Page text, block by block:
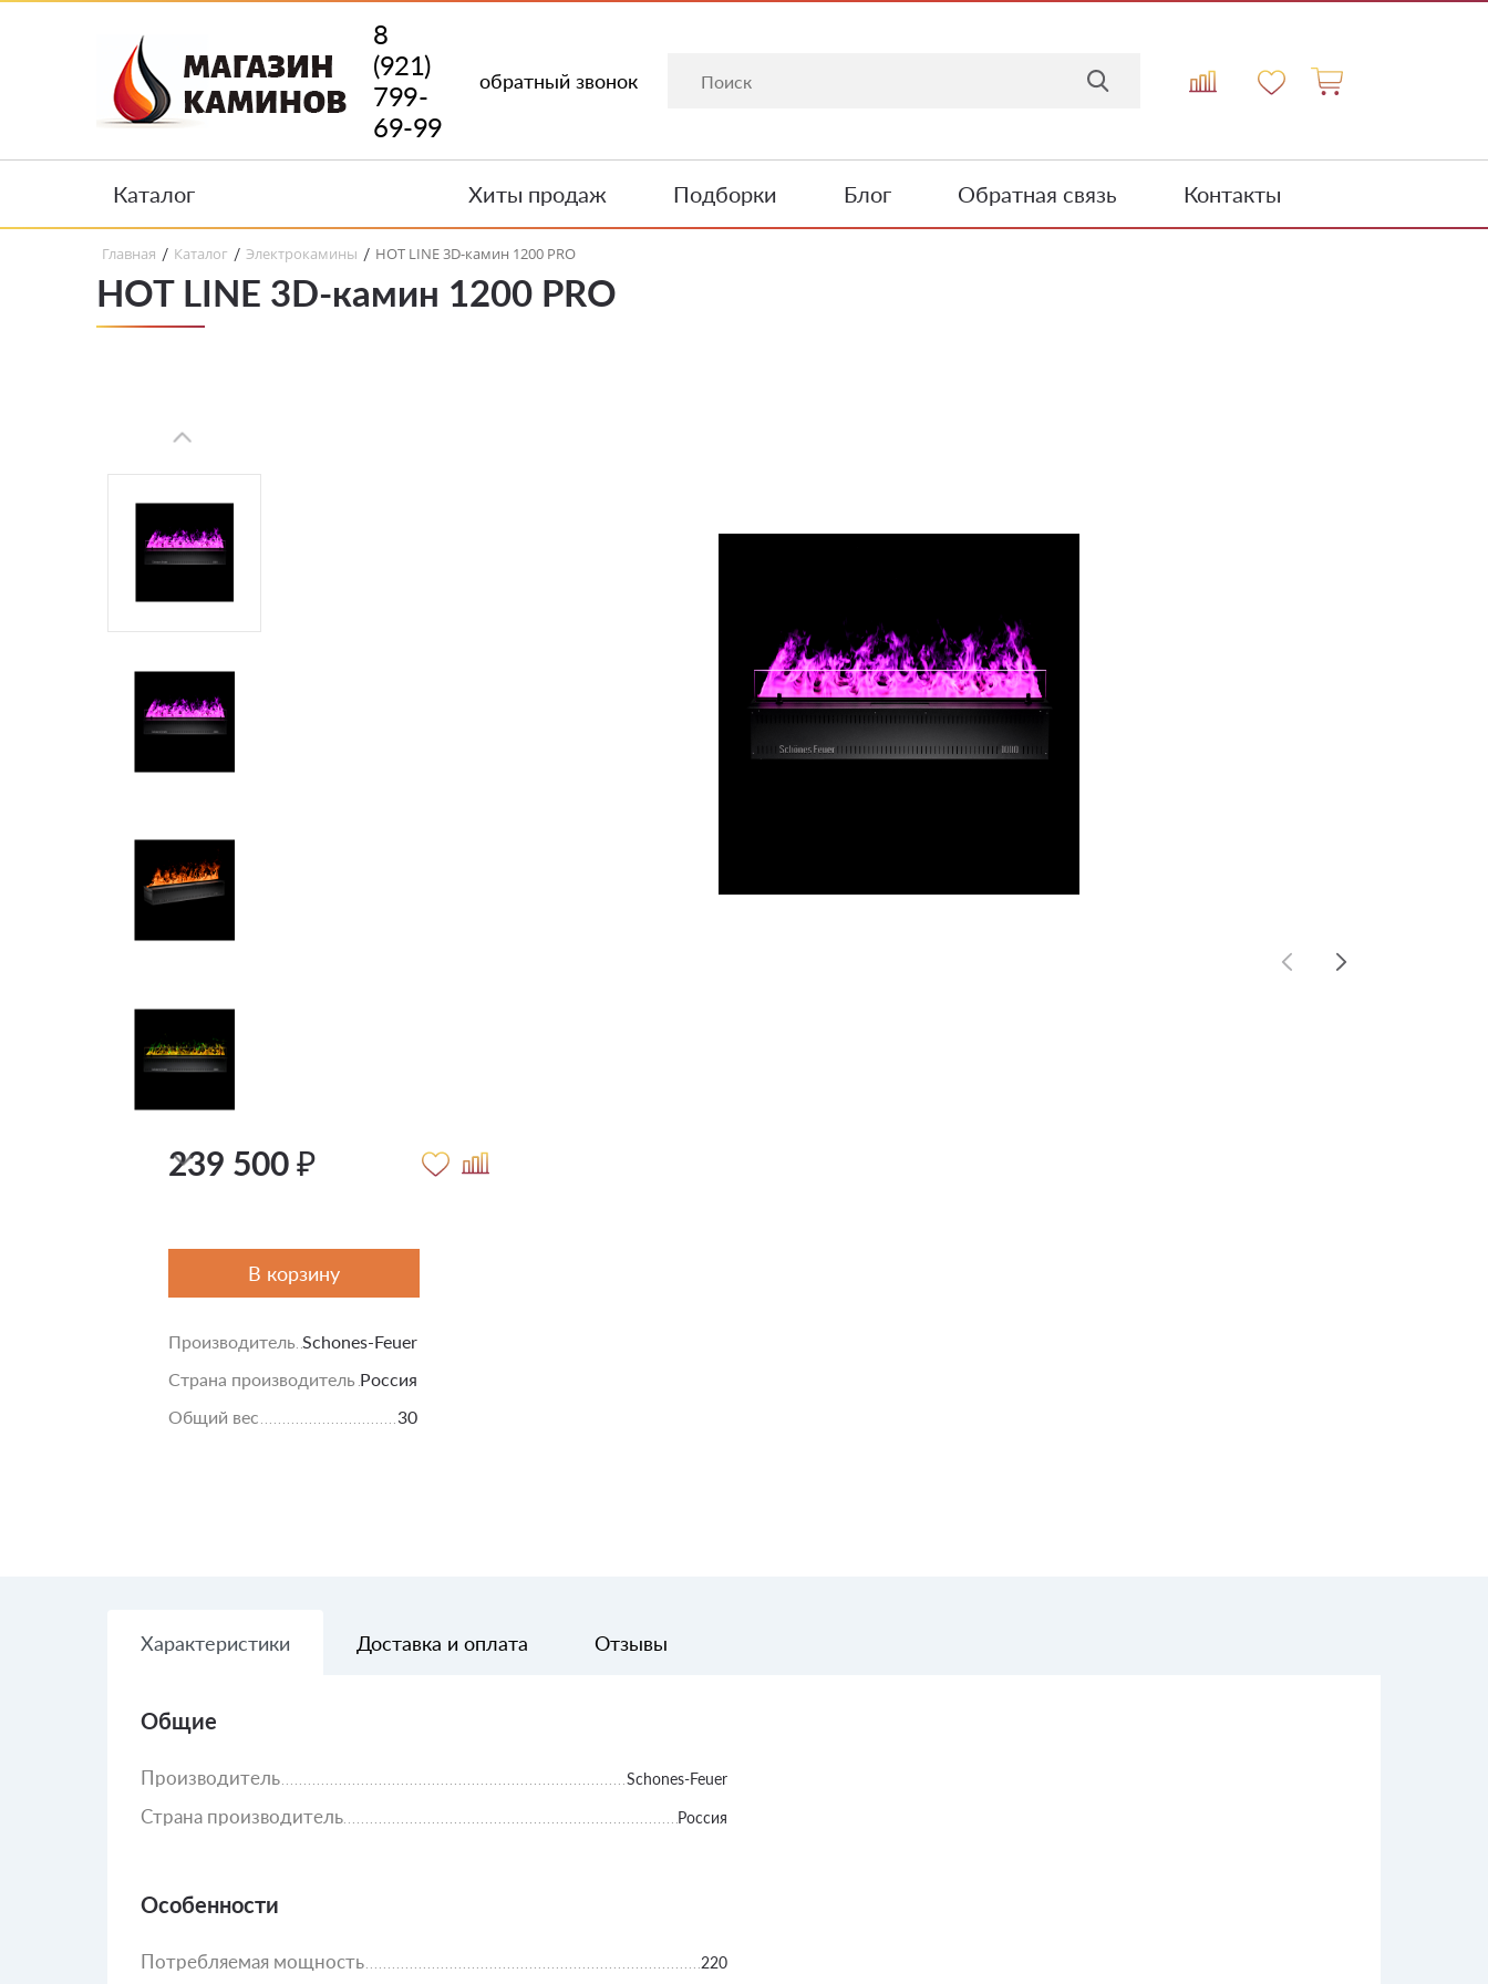
8
(921)
799-
69-99
обратный звонок
Каталог Хиты продаж Подборки Блог Обратная связь Контакты
Главная / Каталог / Электрокамины / HOT LINE 3D-камин 1200 PRO
HOT LINE 3D-камин 1200 PRO
239 500 ₽
В корзину
Производитель Schones-Feuer
Страна производитель Россия
Общий вес
30
Характеристики Доставка и оплата Отзывы
Общие
Производитель Schones-Feuer
Страна производитель Россия
Особенности
Потребляемая мощность 220